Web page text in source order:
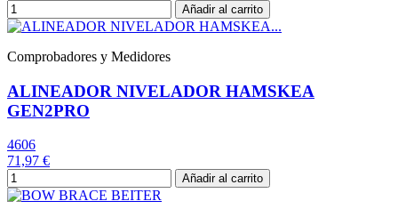
Añadir al carrito
Comprobadores y Medidores
ALINEADOR NIVELADOR HAMSKEA
GEN2PRO
4606
71,97 €
Añadir al carrito